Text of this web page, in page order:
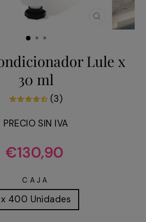
CERRAR
(ESC)
Lule x
30 ml
(3)
PRECIO SIN IVA
Precio
habitual
€130,90
CAJA
x 400 Unidades